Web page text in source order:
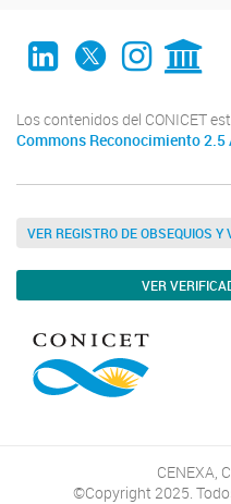
LinkedIn
TwitterCONICET
Los contenidos del CONICET
Commons Reconocimiento
VER REGISTRO DE OBSEQUIOS
VER
CENEXA,
©Copyright 2025.